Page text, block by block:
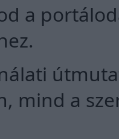
a
mind a